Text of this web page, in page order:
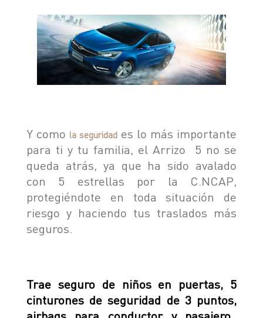
Y como la seguridades lo más importante
para ti y tu familia, el Arrizo 5 no se
queda atrás, ya que ha sido avalado
con 5 estrellas por la C.NCAP,
protegiéndote en toda situación de
riesgo y haciendo tus traslados más
seguros.
Trae seguro de niños en puertas, 5
cinturones de seguridad de 3 puntos,